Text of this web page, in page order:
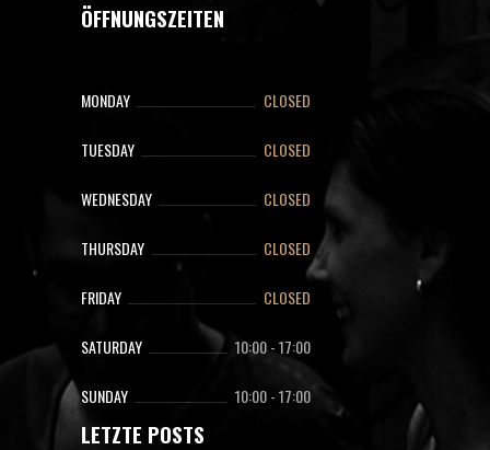
ÖFFNUNGSZEITEN
MONDAY CLOSED
TUESDAY CLOSED
WEDNESDAY CLOSED
THURSDAY CLOSED
FRIDAY CLOSED
SATURDAY 10:00-17:00
SUNDAY 10:00-17:00
LETZTE POSTS